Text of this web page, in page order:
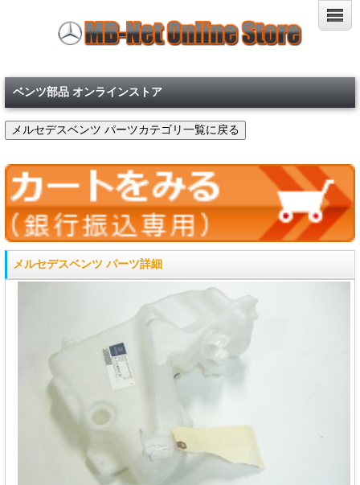
ベンツ部品 オンラインストア
メルセデスベンツ パーツ詳細